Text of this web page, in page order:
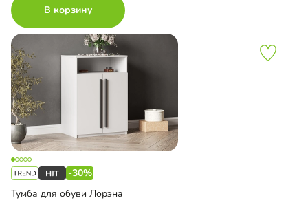
В корзину
-30%
Тумба для обуви Лорэна